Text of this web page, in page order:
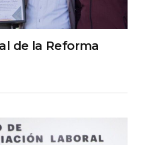
de la Reforma